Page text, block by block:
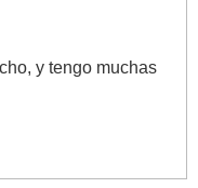
y tengo muchas